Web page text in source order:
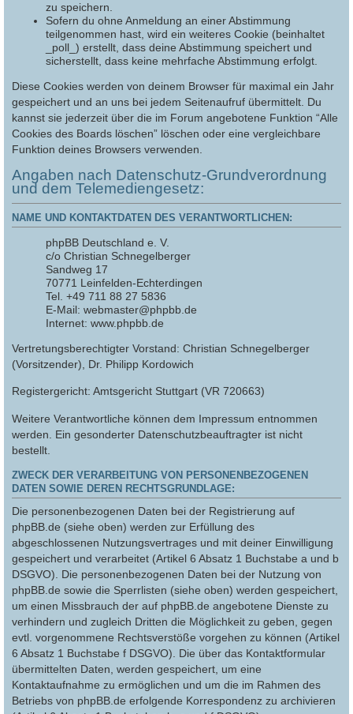
zu speichern.
Sofern du ohne Anmeldung an einer Abstimmung
teilgenommen hast, wird ein weiteres Cookie (beinhaltet
_poll_) erstellt, dass deine Abstimmung speichert und
sicherstellt, dass keine mehrfache Abstimmung erfolgt.
Diese Cookies werden von deinem Browser für maximal ein Jahr
gespeichert und an uns bei jedem Seitenaufruf übermittelt. Du
kannst sie jederzeit über die im Forum angebotene Funktion “Alle
Cookies des Boards löschen” löschen oder eine vergleichbare
Funktion deines Browsers verwenden.
Angaben nach Datenschutz-Grundverordnung
und dem Telemediengesetz:
NAME UND KONTAKTDATEN DES VERANTWORTLICHEN:
phpBB Deutschland e. V.
c/o Christian Schnegelberger
Sandweg 17
70771 Leinfelden-Echterdingen
Tel. +49 711 88 27 5836
E-Mail: webmaster@phpbb.de
Internet: www.phpbb.de
Vertretungsberechtigter Vorstand: Christian Schnegelberger
(Vorsitzender), Dr. Philipp Kordowich
Registergericht: Amtsgericht Stuttgart (VR 720663)
Weitere Verantwortliche können dem Impressum entnommen
werden. Ein gesonderter Datenschutzbeauftragter ist nicht
bestellt.
ZWECK DER VERARBEITUNG VON PERSONENBEZOGENEN
DATEN SOWIE DEREN RECHTSGRUNDLAGE:
Die personenbezogenen Daten bei der Registrierung auf
phpBB.de (siehe oben) werden zur Erfüllung des
abgeschlossenen Nutzungsvertrages und mit deiner Einwilligung
gespeichert und verarbeitet (Artikel 6 Absatz 1 Buchstabe a und b
DSGVO). Die personenbezogenen Daten bei der Nutzung von
phpBB.de sowie die Sperrlisten (siehe oben) werden gespeichert,
um einen Missbrauch der auf phpBB.de angebotene Dienste zu
verhindern und zugleich Dritten die Möglichkeit zu geben, gegen
evtl. vorgenommene Rechtsverstöße vorgehen zu können (Artikel
6 Absatz 1 Buchstabe f DSGVO). Die über das Kontaktformular
übermittelten Daten, werden gespeichert, um eine
Kontaktaufnahme zu ermöglichen und um die im Rahmen des
Betriebs von phpBB.de erfolgende Korrespondenz zu archivieren